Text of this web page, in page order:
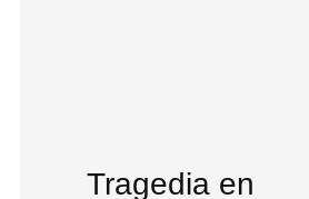
Tragedia en